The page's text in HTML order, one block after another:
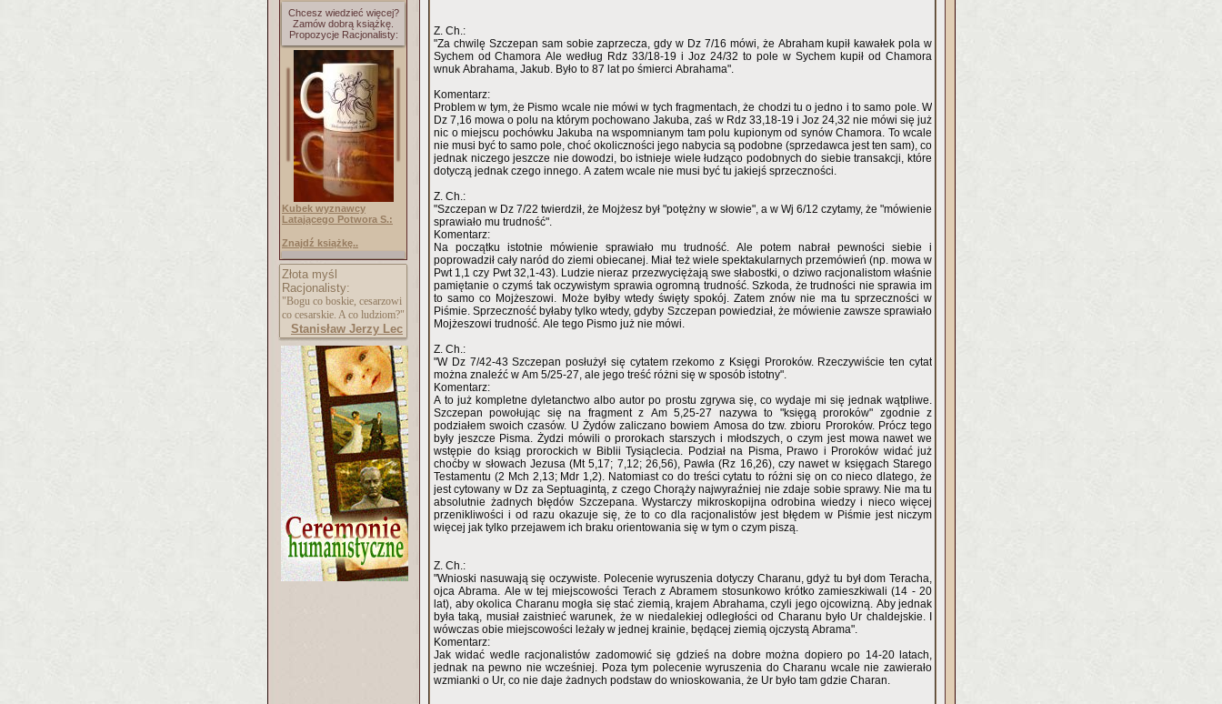
Chcesz wiedzieć więcej?
Zamów dobrą książkę.
Propozycje Racjonalisty:
Kubek wyznawcy
Latającego Potwora S.:
Znajdź książkę..
Złota myśl
Racjonalisty:
"Bogu co boskie, cesarzowi
co cesarskie. A co ludziom?"
Stanisław Jerzy Lec
Z. Ch.:
"Za chwilę Szczepan sam sobie zaprzecza, gdy w Dz 7/16 mówi, że Abraham kupił kawałek pola w
Sychem od Chamora Ale według Rdz 33/18-19 i Joz 24/32 to pole w Sychem kupił od Chamora
wnuk Abrahama, Jakub. Było to 87 lat po śmierci Abrahama".
Komentarz:
Problem w tym, że Pismo wcale nie mówi w tych fragmentach, że chodzi tu o jedno i to samo pole. W
Dz 7,16 mowa o polu na którym pochowano Jakuba, zaś w Rdz 33,18-19 i Joz 24,32 nie mówi się już
nic o miejscu pochówku Jakuba na wspomnianym tam polu kupionym od synów Chamora. To wcale
nie musi być to samo pole, choć okoliczności jego nabycia są podobne (sprzedawca jest ten sam), co
jednak niczego jeszcze nie dowodzi, bo istnieje wiele łudząco podobnych do siebie transakcji, które
dotyczą jednak czego innego. A zatem wcale nie musi być tu jakiejś sprzeczności.
Z. Ch.:
"Szczepan w Dz 7/22 twierdził, że Mojżesz był "potężny w słowie", a w Wj 6/12 czytamy, że "mówienie
sprawiało mu trudność".
Komentarz:
Na początku istotnie mówienie sprawiało mu trudność. Ale potem nabrał pewności siebie i
poprowadził cały naród do ziemi obiecanej. Miał też wiele spektakularnych przemówień (np. mowa w
Pwt 1,1 czy Pwt 32,1-43). Ludzie nieraz przezwyciężają swe słabostki, o dziwo racjonalistom właśnie
pamiętanie o czymś tak oczywistym sprawia ogromną trudność. Szkoda, że trudności nie sprawia im
to samo co Mojżeszowi. Może byłby wtedy święty spokój. Zatem znów nie ma tu sprzeczności w
Piśmie. Sprzeczność byłaby tylko wtedy, gdyby Szczepan powiedział, że mówienie zawsze sprawiało
Mojżeszowi trudność. Ale tego Pismo już nie mówi.
Z. Ch.:
"W Dz 7/42-43 Szczepan posłużył się cytatem rzekomo z Księgi Proroków. Rzeczywiście ten cytat
można znaleźć w Am 5/25-27, ale jego treść różni się w sposób istotny".
Komentarz:
A to już kompletne dyletanctwo albo autor po prostu zgrywa się, co wydaje mi się jednak wątpliwe.
Szczepan powołując się na fragment z Am 5,25-27 nazywa to "księgą proroków" zgodnie z
podziałem swoich czasów. U Żydów zaliczano bowiem Amosa do tzw. zbioru Proroków. Prócz tego
były jeszcze Pisma. Żydzi mówili o prorokach starszych i młodszych, o czym jest mowa nawet we
wstępie do ksiąg prorockich w Biblii Tysiąclecia. Podział na Pisma, Prawo i Proroków widać już
choćby w słowach Jezusa (Mt 5,17; 7,12; 26,56), Pawła (Rz 16,26), czy nawet w księgach Starego
Testamentu (2 Mch 2,13; Mdr 1,2). Natomiast co do treści cytatu to różni się on co nieco dlatego, że
jest cytowany w Dz za Septuagintą, z czego Chorąży najwyraźniej nie zdaje sobie sprawy. Nie ma tu
absolutnie żadnych błędów Szczepana. Wystarczy mikroskopijna odrobina wiedzy i nieco więcej
przenikliwości i od razu okazuje się, że to co dla racjonalistów jest błędem w Piśmie jest niczym
więcej jak tylko przejawem ich braku orientowania się w tym o czym piszą.
Z. Ch.:
"Wnioski nasuwają się oczywiste. Polecenie wyruszenia dotyczy Charanu, gdyż tu był dom Teracha,
ojca Abrama. Ale w tej miejscowości Terach z Abramem stosunkowo krótko zamieszkiwali (14 - 20
lat), aby okolica Charanu mogła się stać ziemią, krajem Abrahama, czyli jego ojcowizną. Aby jednak
była taką, musiał zaistnieć warunek, że w niedalekiej odległości od Charanu było Ur chaldejskie. I
wówczas obie miejscowości leżały w jednej krainie, będącej ziemią ojczystą Abrama".
Komentarz:
Jak widać wedle racjonalistów zadomowić się gdzieś na dobre można dopiero po 14-20 latach,
jednak na pewno nie wcześniej. Poza tym polecenie wyruszenia do Charanu wcale nie zawierało
wzmianki o Ur, co nie daje żadnych podstaw do wnioskowania, że Ur było tam gdzie Charan.